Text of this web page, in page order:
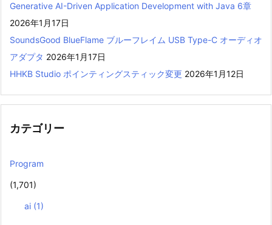
Generative AI-Driven Application Development with Java 6章
2026年1月17日
SoundsGood BlueFlame ブルーフレイム USB Type-C オーディオ
アダプタ 2026年1月17日
HHKB Studio ポインティングスティック変更 2026年1月12日
カテゴリー
Program
(1,701)
ai (1)